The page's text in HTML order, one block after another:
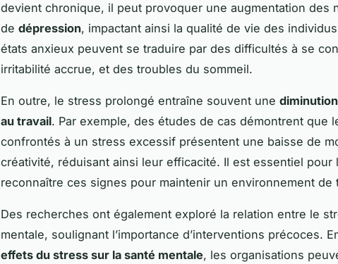
devient chronique, il peut provoquer une augmentation des
de dépression, impactant ainsi la qualité de vie des
états anxieux peuvent se traduire par des difficultés à se
irritabilité accrue, et des troubles du sommeil.
En outre, le stress prolongé entraîne souvent une
au travail. Par exemple, des études de cas démontrent que
confrontés à un stress excessif présentent une baisse de
créativité, réduisant ainsi leur efficacité. Il est essentiel pour
reconnaître ces signes pour maintenir un environnement de
Des recherches ont également exploré la relation entre le
mentale, soulignant l’importance d’interventions précoces.
effets du stress sur la santé mentale, les organisations